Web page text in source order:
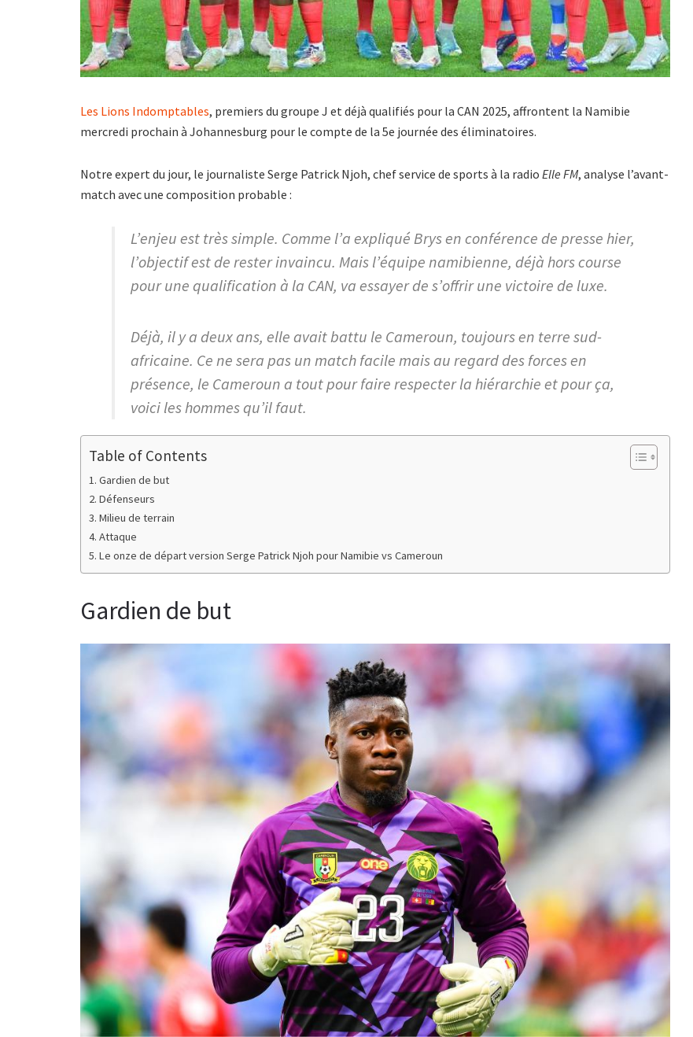
Les Lions Indomptables, premiers du groupe J et déjà qualifiés pour la CAN 2025, affrontent la Namibie
mercredi prochain à Johannesburg pour le compte de la 5e journée des éliminatoires.
Notre expert du jour, le journaliste Serge Patrick Njoh, chef service de sports à la radio Elle FM, analyse l’avant-
match avec une composition probable :
L’enjeu est très simple. Comme l’a expliqué Brys en conférence de presse hier,
l’objectif est de rester invaincu. Mais l’équipe namibienne, déjà hors course
pour une qualification à la CAN, va essayer de s’offrir une victoire de luxe.
Déjà, il y a deux ans, elle avait battu le Cameroun, toujours en terre sud-
africaine. Ce ne sera pas un match facile mais au regard des forces en
présence, le Cameroun a tout pour faire respecter la hiérarchie et pour ça,
voici les hommes qu’il faut.
Table of Contents
Gardien de but
Défenseurs
Milieu de terrain
Attaque
Le onze de départ version Serge Patrick Njoh pour Namibie vs Cameroun
Gardien de but